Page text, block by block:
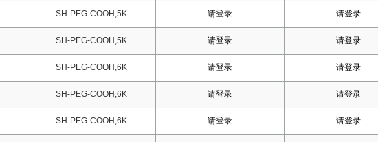
SH-PEG-COOH,5K 请登录 请登录
SH-PEG-COOH,5K 请登录 请登录
SH-PEG-COOH,6K 请登录 请登录
SH-PEG-COOH,6K 请登录 请登录
SH-PEG-COOH,6K 请登录 请登录